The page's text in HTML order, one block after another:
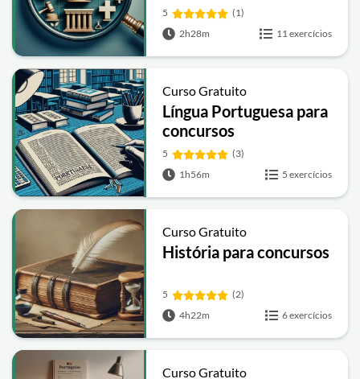
5
(1)
2h28m
11 exercícios
Curso Gratuito
Língua Portuguesa para
concursos
5
(3)
1h56m
5 exercícios
Curso Gratuito
História para concursos
5
(2)
4h22m
6 exercícios
Curso Gratuito